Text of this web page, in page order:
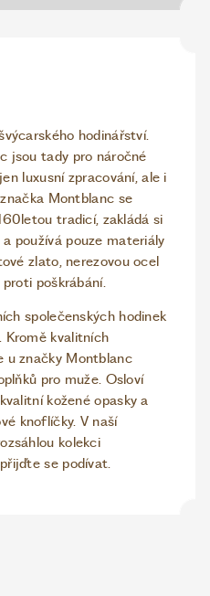
hodinářství.
jsou tady pro náročné
luxusní zpracování, ale i
Montblanc se
tradicí, zakládá si
používá pouze materiály
zlato, nerezovou ocel
poškrábání.
společenských hodinek
Kromě kvalitních
u značky Montblanc
pro muže. Osloví
kožené opasky a
knoflíčky. V naší
kolekci
se podívat.